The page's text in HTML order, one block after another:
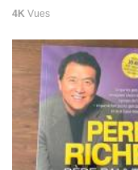
4K Vues